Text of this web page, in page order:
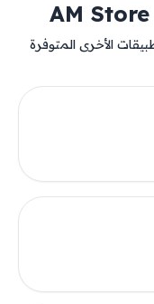
الأخرى المتوفرة